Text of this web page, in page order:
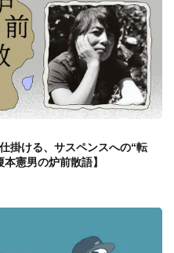
掛ける、サスペンスへの“転
憲男の炉前散語】